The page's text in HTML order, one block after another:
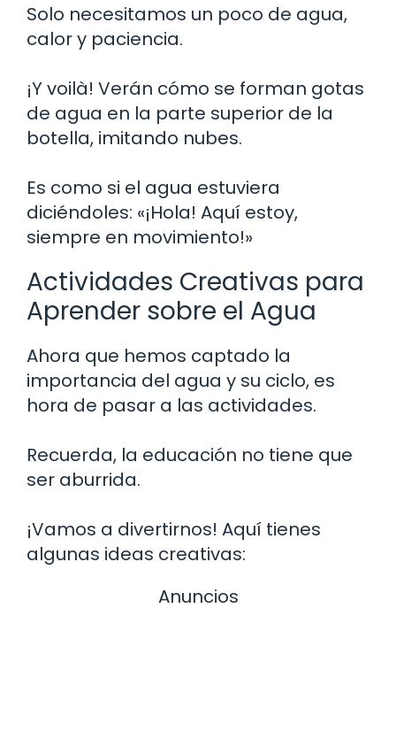
Solo necesitamos un poco de agua,
calor y paciencia.
¡Y voilà! Verán cómo se forman gotas
de agua en la parte superior de la
botella, imitando nubes.
Es como si el agua estuviera
diciéndoles: «¡Hola! Aquí estoy,
siempre en movimiento!»
Actividades Creativas para
Aprender sobre el Agua
Ahora que hemos captado la
importancia del agua y su ciclo, es
hora de pasar a las actividades.
Recuerda, la educación no tiene que
ser aburrida.
¡Vamos a divertirnos! Aquí tienes
algunas ideas creativas:
Anuncios